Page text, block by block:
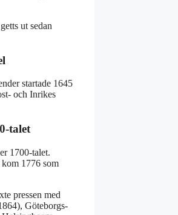
ut sedan
startade 1645
och Inrikes
talet
1700-talet.
1776 som
pressen med
Göteborgs-